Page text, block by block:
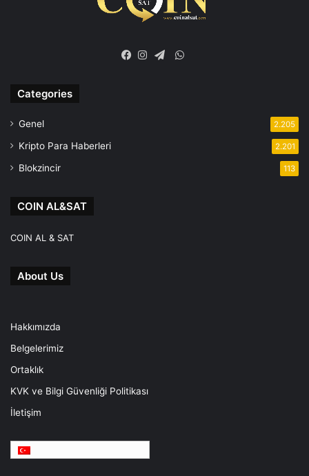
WhatsApp
Categories
Genel 2.205
Kripto Para Haberleri 2.201
Blokzincir 113
COIN AL&SAT
COIN AL & SAT
About Us
Hakkımızda
Belgelerimiz
Ortaklık
KVK ve Bilgi Güvenliği Politikası
İletişim